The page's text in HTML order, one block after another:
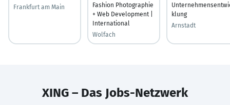
Frankfurt am Main
Fashion Photographie
+ Web Development |
International
Wolfach
klung
Arnstadt
XING – Das Jobs-Netzwerk